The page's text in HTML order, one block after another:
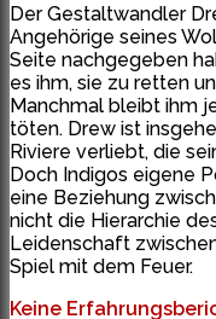
Der Gestaltwandler
Angehörige seines
Seite nachgegeben
es ihm, sie zu retten
Manchmal bleibt ihm
töten. Drew ist
Riviere verliebt, die
Doch Indigos eigene
eine Beziehung
nicht die Hierarchie
Leidenschaft
Spiel mit dem Feuer.
Keine